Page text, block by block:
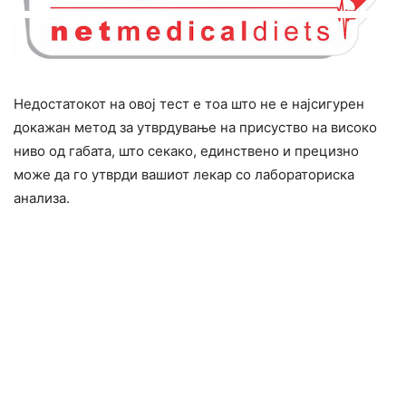
Недостатокот на овој тест е тоа што не е најсигурен
докажан метод за утврдување на присуство на високо
ниво од габата, што секако, единствено и прецизно
може да го утврди вашиот лекар со лабораториска
анализа.